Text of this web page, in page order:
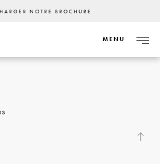
NOTRE BROCHURE
MENU